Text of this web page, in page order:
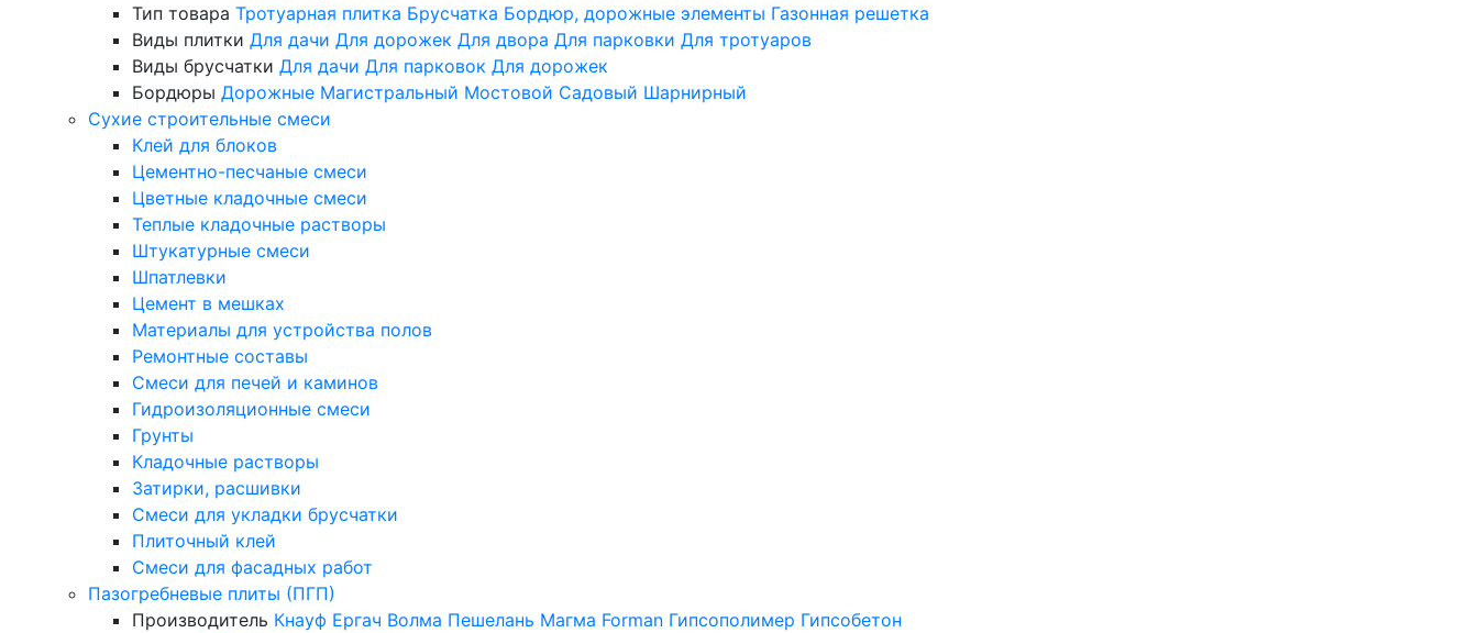
Тип товара Тротуарная плитка Брусчатка Бордюр, дорожные элементы Газонная решетка
Виды плитки Для дачи Для дорожек Для двора Для парковки Для тротуаров
Виды брусчатки Для дачи Для парковок Для дорожек
Бордюры Дорожные Магистральный Мостовой Садовый Шарнирный
Сухие строительные смеси
Клей для блоков
Цементно-песчаные смеси
Цветные кладочные смеси
Теплые кладочные растворы
Штукатурные смеси
Шпатлевки
Цемент в мешках
Материалы для устройства полов
Ремонтные составы
Смеси для печей и каминов
Гидроизоляционные смеси
Грунты
Кладочные растворы
Затирки, расшивки
Смеси для укладки брусчатки
Плиточный клей
Смеси для фасадных работ
Пазогребневые плиты (ПГП)
Производитель Кнауф Ергач Волма Пешелань Магма Forman Гипсополимер Гипсобетон